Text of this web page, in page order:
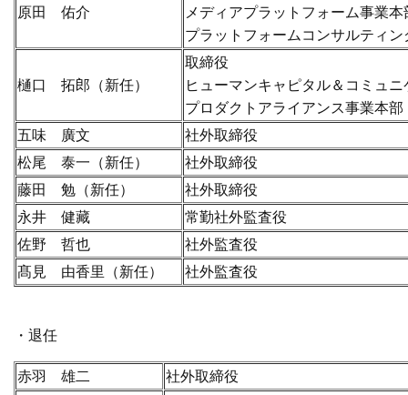
原田 佑介
メディアプラットフォーム事業本
プラットフォームコンサルティン
樋口 拓郎（新任）
取締役
ヒューマンキャピタル＆コミュ
プロダクトアライアンス事業本部
五味 廣文
社外取締役
松尾 泰一（新任）
社外取締役
藤田 勉（新任）
社外取締役
永井 健藏
常勤社外監査役
佐野 哲也
社外監査役
髙見 由香里（新任）
社外監査役
・退任
赤羽 雄二
社外取締役